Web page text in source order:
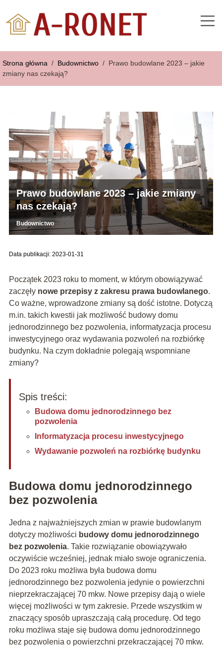
Strona główna / Budownictwo / Prawo budowlane 2023 – jakie
zmiany nas czekają?
Prawo budowlane 2023 – jakie zmiany
nas czekają?
Budownictwo
Data publikacji: 2023-01-31
Początek 2023 roku to moment, w którym obowiązywać
zaczęły nowe przepisy z zakresu prawa budowlanego.
Co ważne, wprowadzone zmiany są dość istotne. Dotyczą
m.in. takich kwestii jak możliwość budowy domu
jednorodzinnego bez pozwolenia, informatyzacja procesu
inwestycyjnego oraz wydawania pozwoleń na rozbiórkę
budynku. Na czym dokładnie polegają wspomniane
zmiany?
Spis treści:
Budowa domu jednorodzinnego bez
pozwolenia
Informatyzacja procesu inwestycyjnego
Wydawanie pozwoleń na rozbiórkę budynku
Budowa domu jednorodzinnego
bez pozwolenia
Jedna z najważniejszych zmian w prawie budowlanym
dotyczy możliwości budowy domu jednorodzinnego
bez pozwolenia. Takie rozwiązanie obowiązywało
oczywiście wcześniej, jednak miało swoje ograniczenia.
Do 2023 roku możliwa była budowa domu
jednorodzinnego bez pozwolenia jedynie o powierzchni
nieprzekraczającej 70 mkw. Nowe przepisy dają o wiele
więcej możliwości w tym zakresie. Przede wszystkim w
znaczący sposób upraszczają całą procedurę. Od tego
roku możliwa staje się budowa domu jednorodzinnego
bez pozwolenia o powierzchni przekraczającej 70 mkw.